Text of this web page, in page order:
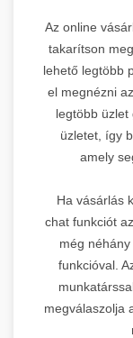
Az online
takarítson
lehető legtöbb
el megnézni
legtöbb üzlet
üzletet, így
amely
Ha vásárlás
chat funkciót
még
funkcióval.
megválaszolja